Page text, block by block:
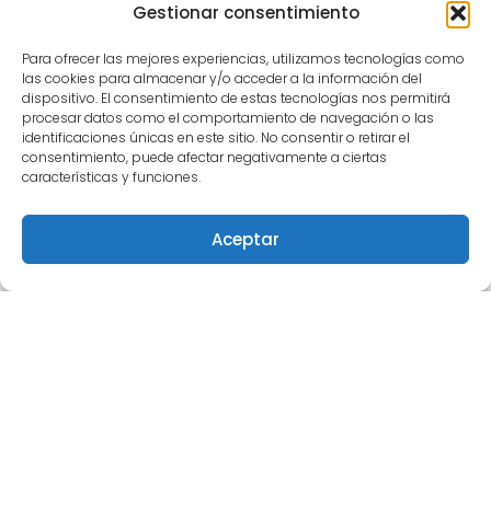
Gestionar consentimiento
Para ofrecer las mejores experiencias, utilizamos tecnologías como
las cookies para almacenar y/o acceder a la información del
dispositivo. El consentimiento de estas tecnologías nos permitirá
procesar datos como el comportamiento de navegación o las
identificaciones únicas en este sitio. No consentir o retirar el
consentimiento, puede afectar negativamente a ciertas
características y funciones.
Aceptar
Este obra está bajo unalicencia de Creative
Commons Reconocimiento-NoComercial-
CompartirIgual 4.0 Internacional
Para comunicarse con Semilleros Deportivos puede
escribir vía correo electrónico a